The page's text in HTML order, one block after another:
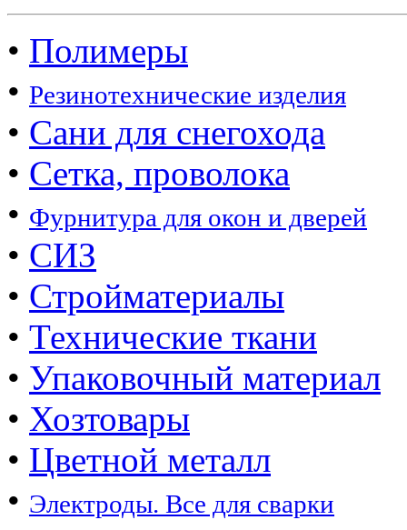
• Полимеры
• Резинотехнические изделия
• Сани для снегохода
• Сетка, проволока
• Фурнитура для окон и дверей
• СИЗ
• Стройматериалы
• Технические ткани
• Упаковочный материал
• Хозтовары
• Цветной металл
• Электроды. Все для сварки